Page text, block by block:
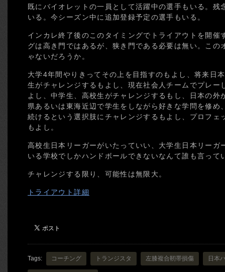
既にバイオレットの一員として活躍中の選手もいる。残
いる。今シーズン中に追加登録予定の選手もいる。
インカレ終了後のこのタイミングでトライアウトを開催
グは高き門ではあるが、狭き門である必要は無い。この
ゃないだろうか。
大学4年間やりきってその上を目指すのもよし、将来日
生がチャレンジするもよし、現在社会人チームでプレー
よし、中学生、高校生がチャレンジするもし、日本の外
県あるいは東海近辺で学生をしながら好きな学問を修め
続けるという選択肢にチャレンジするもよし、プロフェ
もよし。
高校生日本リーガーがいたっていい、大学生日本リーガ
いる学校でしかハンドボールできないなんて誰も言って
チャレンジする限り、可能性は無限大。
トライアウト詳細
Tags: コーチング トランジスタ 左膝複合靭帯損傷 日本